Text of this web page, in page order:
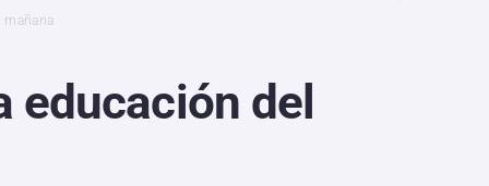
educación del